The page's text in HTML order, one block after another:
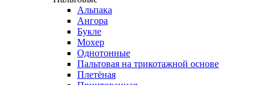
Альпака
Ангора
Букле
Мохер
Однотонные
Пальтовая на трикотажной основе
Плетёная